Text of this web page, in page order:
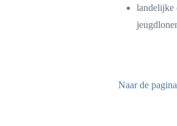
landelijke
Naar de